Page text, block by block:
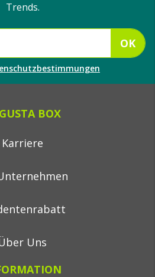
Trends.
OK
BOX
Karriere
Uns